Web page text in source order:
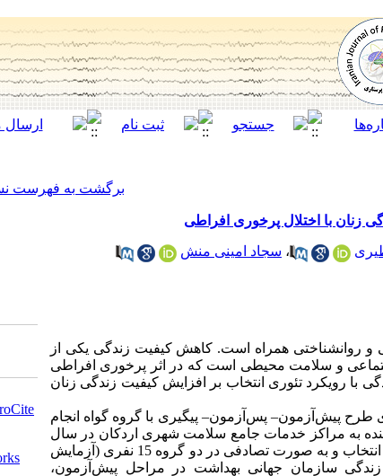
برگشت به فهرست
زنان با اختلال پرخوری افراطی
، سجاد امینی منش
روانشناختی همراه است. کاهش کیفیت زندگی یکی از
و سلامت‌ محیطی است که در اثر پرخوری افراطی
رویکرد تئوری انتخاب بر افزایش کیفیت زندگی زنان
طرح پیش‌آزمون– پس‌آزمون– پیگیری با گروه گواه انجام
به مراکز خدمات جامع سلامت شهری اردکان در سال
1398 بود. با استفاده از روش نمونه‌گیری در دسترس، 30 نفر به عنوان نمونه انتخاب و به صورت تصادفی در دو گروه 15 نفری (آزمایش
زندگی سازمان جهانی بهداشت در مراحل پیش‌آزمون،